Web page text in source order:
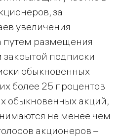
за
увеличения
путем размещения
подписки
обыкновенных
более 25 процентов
обыкновенных акций,
не менее чем
акционеров –